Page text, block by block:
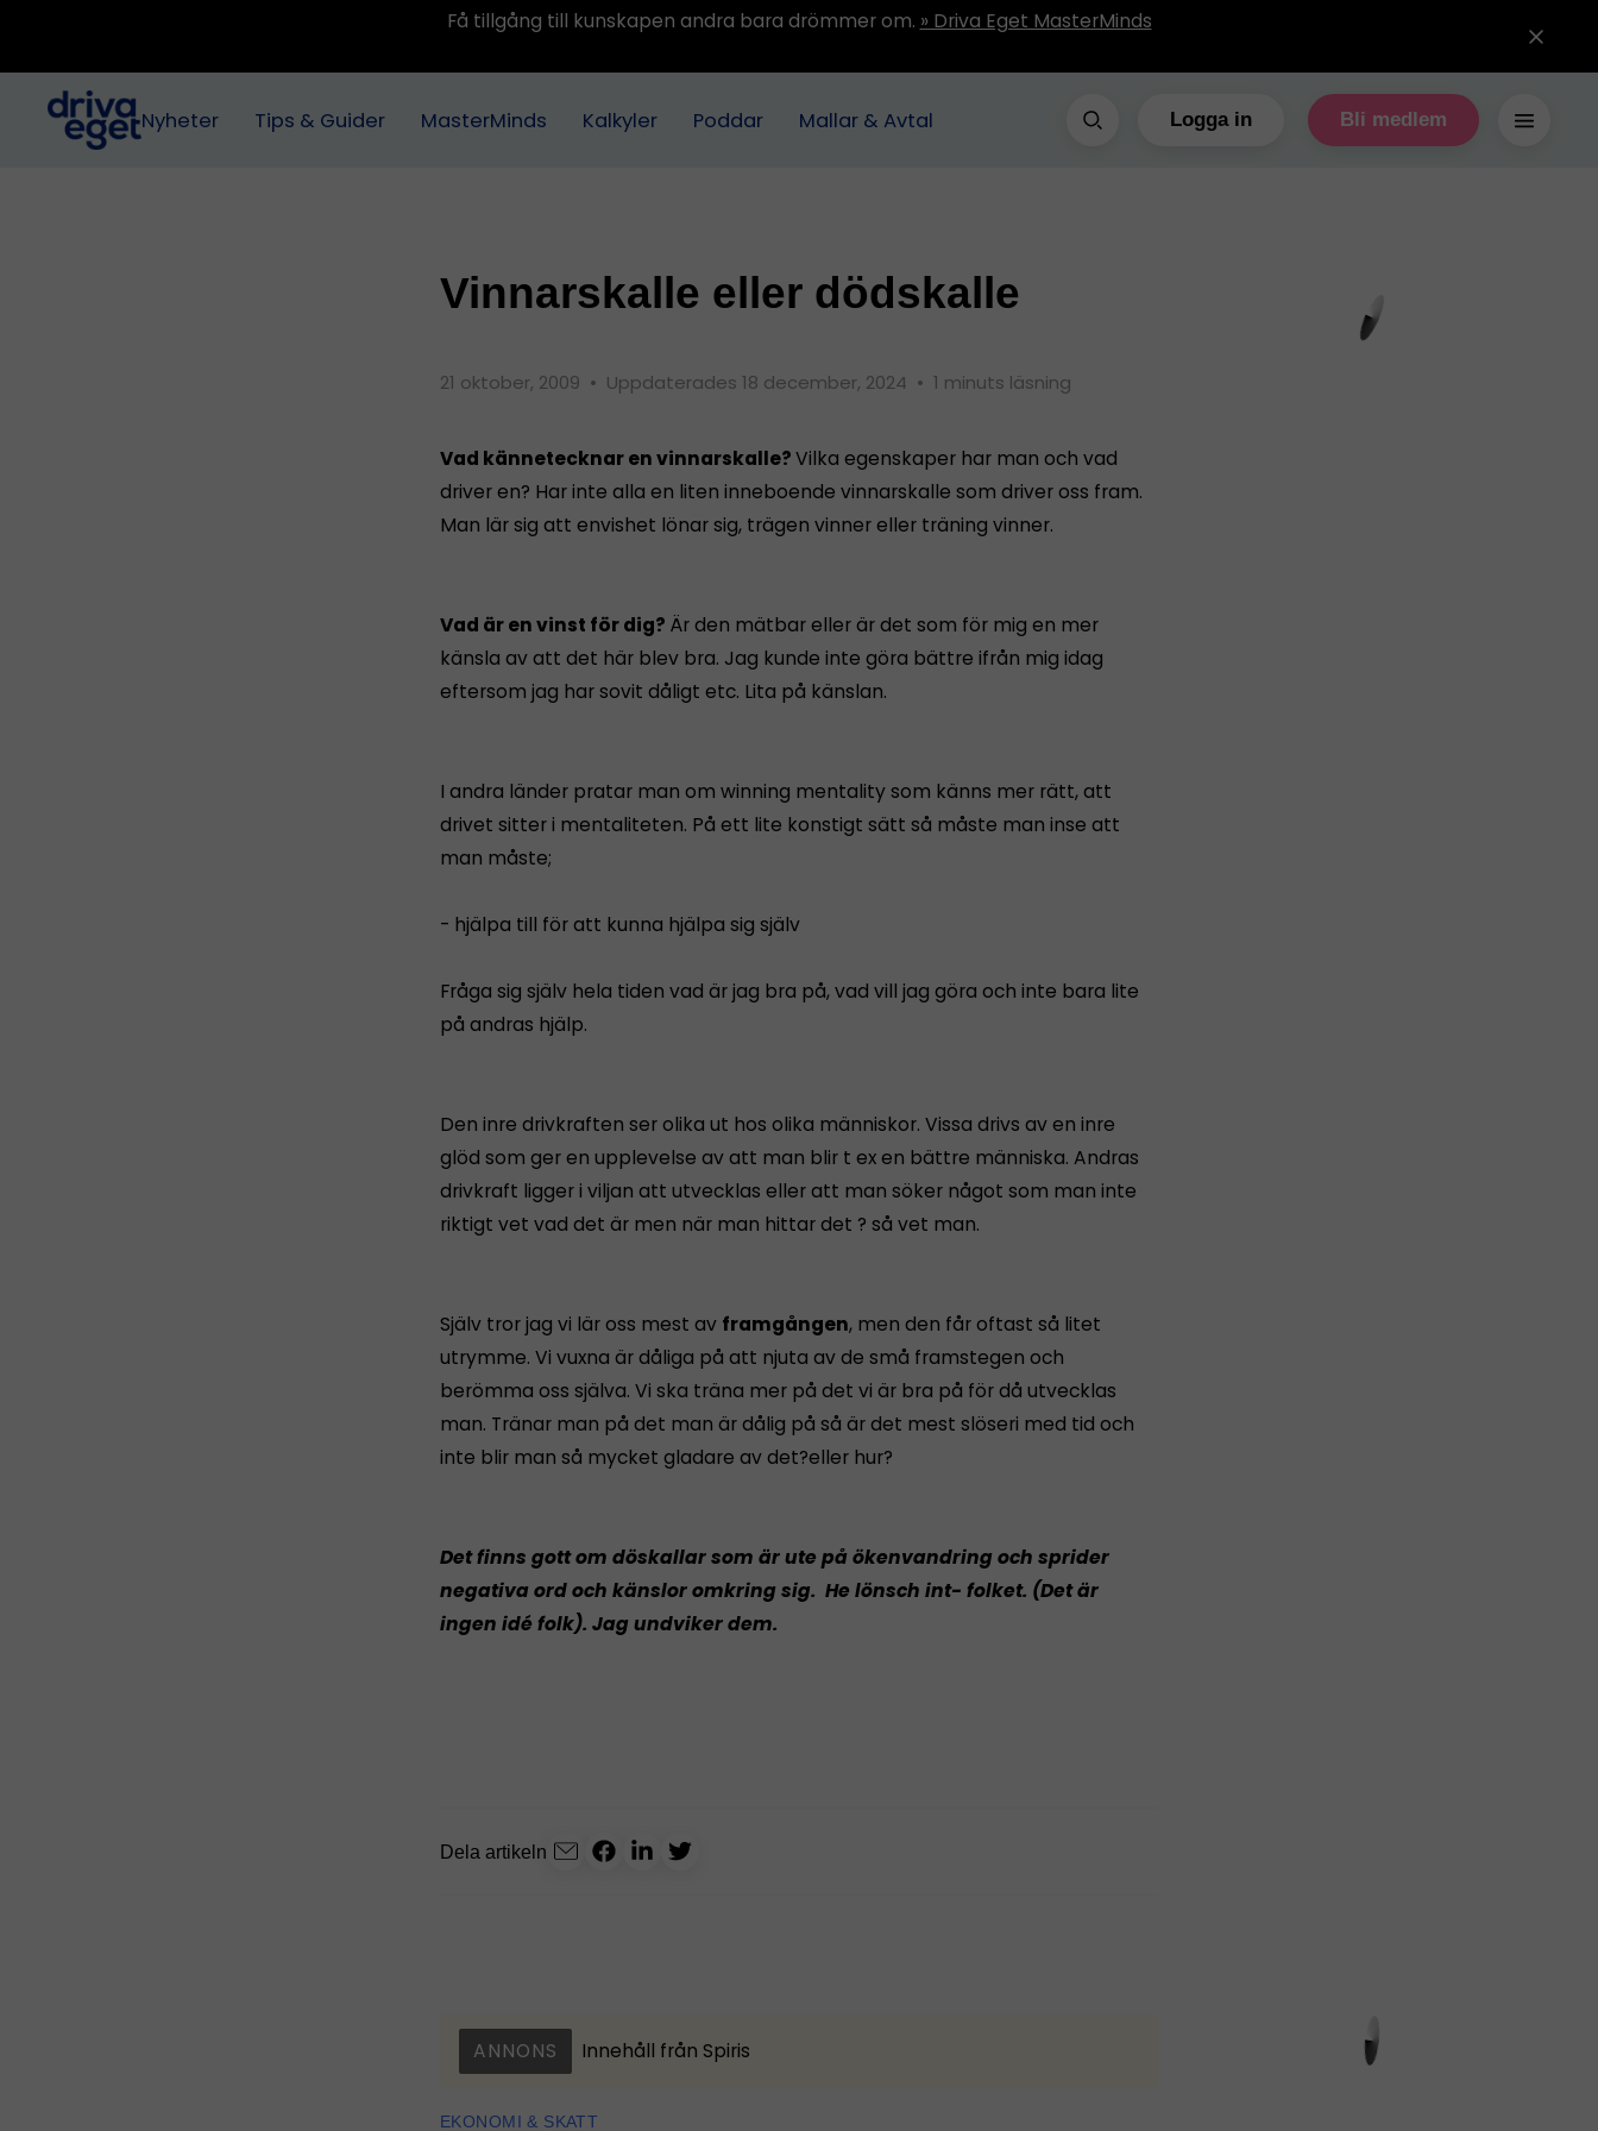
Få tillgång till kunskapen andra bara drömmer om. » Driva Eget MasterMinds
Nyheter Tips & Guider MasterMinds Kalkyler Poddar Mallar & Avtal Logga in Bli medlem
Vinnarskalle eller dödskalle
21 oktober, 2009 • Uppdaterades 18 december, 2024 • 1 minuts läsning
Vad kännetecknar en vinnarskalle?Vilka egenskaper har man och vad
driver en? Har inte alla en liten inneboende vinnarskalle som driver oss fram.
Man lär sig att envishet lönar sig, trägen vinner eller träning vinner.
Vad är en vinst för dig? Är den mätbar eller är det som för mig en mer
känsla av att det här blev bra. Jag kunde inte göra bättre ifrån mig idag
eftersom jag har sovit dåligt etc. Lita på känslan.
I andra länder pratar man om winning mentality som känns mer rätt, att
drivet sitter i mentaliteten. På ett lite konstigt sätt så måste man inse att
man måste;
- hjälpa till för att kunna hjälpa sig själv
Fråga sig själv hela tiden vad är jag bra på, vad vill jag göra och inte bara lite
på andras hjälp.
Den inre drivkraften ser olika ut hos olika människor. Vissa drivs av en inre
glöd som ger en upplevelse av att man blir t ex en bättre människa. Andras
drivkraft ligger i viljan att utvecklas eller att man söker något som man inte
riktigt vet vad det är men när man hittar det ? så vet man.
Själv tror jag vi lär oss mest av framgången, men den får oftast så litet
utrymme. Vi vuxna är dåliga på att njuta av de små framstegen och
berömma oss själva. Vi ska träna mer på det vi är bra på för då utvecklas
man. Tränar man på det man är dålig på så är det mest slöseri med tid och
inte blir man så mycket gladare av det?eller hur?
Det finns gott om döskallar som är ute på ökenvandring och sprider
negativa ord och känslor omkring sig. He lönsch int- folket. (Det är
ingen idé folk). Jag undviker dem.
Dela artikeln
ANNONS Innehåll från Spiris
EKONOMI & SKATT